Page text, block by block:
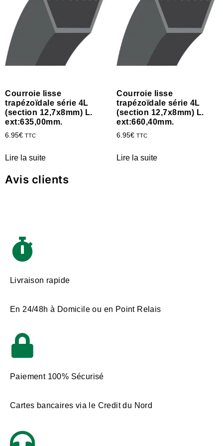
Courroie lisse
trapézoïdale série 4L
(section 12,7x8mm) L.
ext:635,00mm.
6.95€ TTC
Lire la suite
Courroie lisse
trapézoïdale série 4L
(section 12,7x8mm) L.
ext:660,40mm.
6.95€ TTC
Lire la suite
Avis clients
Livraison rapide
En 24/48h à Domicile ou en Point Relais
Paiement 100% Sécurisé
Cartes bancaires via le Credit du Nord